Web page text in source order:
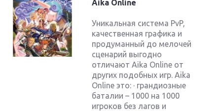
Aika Online
Уникальная система PvP,
качественная графика и
продуманный до мелочей
сценарий выгодно
отличают Aika Online от
других подобных игр. Aika
Online это: · грандиозные
баталии – 1000 на 1000
игроков без лагов и